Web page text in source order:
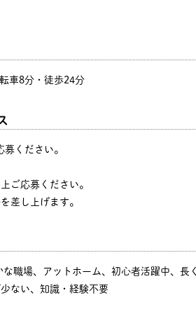
車8分・徒歩24分
ください。
ご応募ください。
差し上げます。
職場、アットホーム、初心者活躍中、長
ない、知識・経験不要